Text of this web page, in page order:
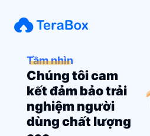
Tầm nhìn
Chúng tôi cam
kết đảm bảo trải
nghiệm người
dùng chất lượng